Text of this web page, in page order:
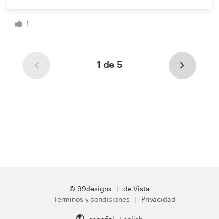
1
1 de 5
© 99designs
de Vista
Términos y condiciones
Privacidad